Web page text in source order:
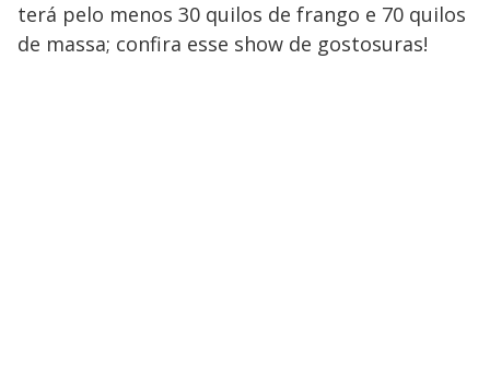
terá pelo menos 30 quilos de frango e 70 quilos
de massa; confira esse show de gostosuras!